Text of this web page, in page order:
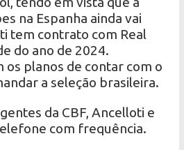
na Espanha ainda vai
tem contrato com Real
do ano de 2024.
os planos de contar com o
a seleção brasileira.
da CBF, Ancelloti e
com frequência.